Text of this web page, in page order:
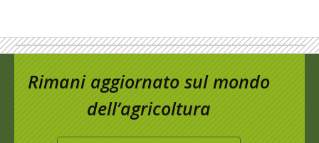
Rimani aggiornato sul mondo
dell’agricoltura